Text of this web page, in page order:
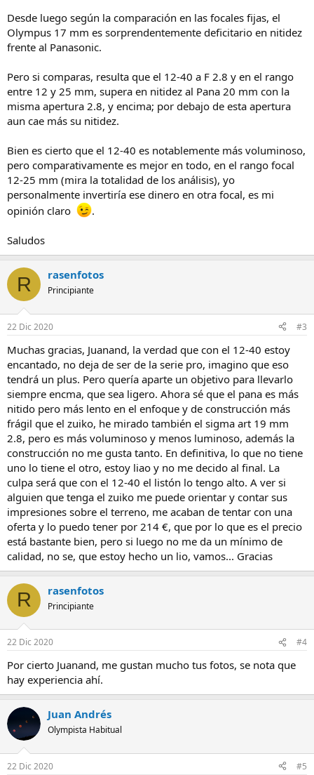
Desde luego según la comparación en las focales fijas, el
Olympus 17 mm es sorprendentemente deficitario en nitidez
frente al Panasonic.
Pero si comparas, resulta que el 12-40 a F 2.8 y en el rango
entre 12 y 25 mm, supera en nitidez al Pana 20 mm con la
misma apertura 2.8, y encima; por debajo de esta apertura
aun cae más su nitidez.
Bien es cierto que el 12-40 es notablemente más voluminoso,
pero comparativamente es mejor en todo, en el rango focal
12-25 mm (mira la totalidad de los análisis), yo
personalmente invertiría ese dinero en otra focal, es mi
opinión claro
.
Saludos
R rasenfotos
Principiante
22 Dic 2020 #3
Muchas gracias, Juanand, la verdad que con el 12-40 estoy
encantado, no deja de ser de la serie pro, imagino que eso
tendrá un plus. Pero quería aparte un objetivo para llevarlo
siempre encma, que sea ligero. Ahora sé que el pana es más
nitido pero más lento en el enfoque y de construcción más
frágil que el zuiko, he mirado también el sigma art 19 mm
2.8, pero es más voluminoso y menos luminoso, además la
construcción no me gusta tanto. En definitiva, lo que no tiene
uno lo tiene el otro, estoy liao y no me decido al final. La
culpa será que con el 12-40 el listón lo tengo alto. A ver si
alguien que tenga el zuiko me puede orientar y contar sus
impresiones sobre el terreno, me acaban de tentar con una
oferta y lo puedo tener por 214 €, que por lo que es el precio
está bastante bien, pero si luego no me da un mínimo de
calidad, no se, que estoy hecho un lio, vamos... Gracias
R rasenfotos
Principiante
22 Dic 2020 #4
Por cierto Juanand, me gustan mucho tus fotos, se nota que
hay experiencia ahí.
Juan Andrés
Olympista Habitual
22 Dic 2020 #5